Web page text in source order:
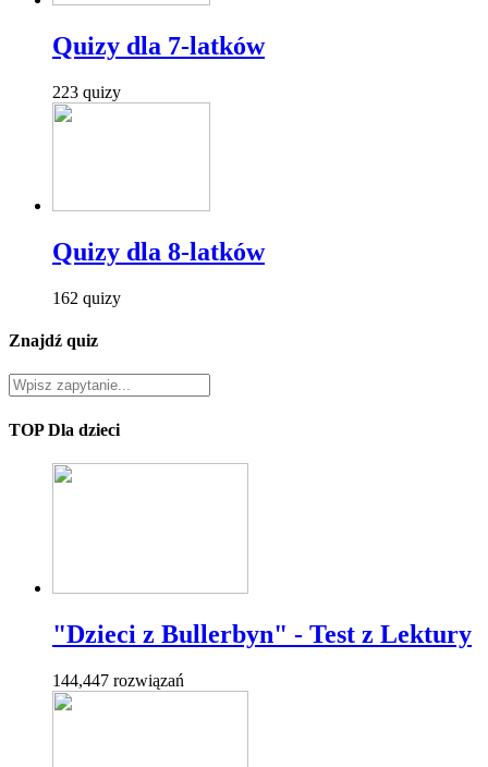
Quizy dla 7-latków
223 quizy
Quizy dla 8-latków
162 quizy
Znajdź quiz
TOP Dla dzieci
"Dzieci z Bullerbyn" - Test z Lektury
144,447 rozwiązań